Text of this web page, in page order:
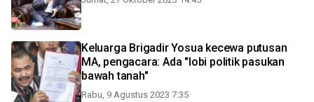
Keluarga Brigadir Yosua kecewa putusan
MA, pengacara: Ada "lobi politik pasukan
bawah tanah"
Rabu, 9 Agustus 2023 7:35